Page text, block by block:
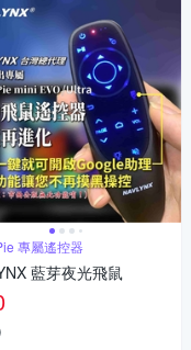
專屬遙控器
藍芽夜光飛鼠